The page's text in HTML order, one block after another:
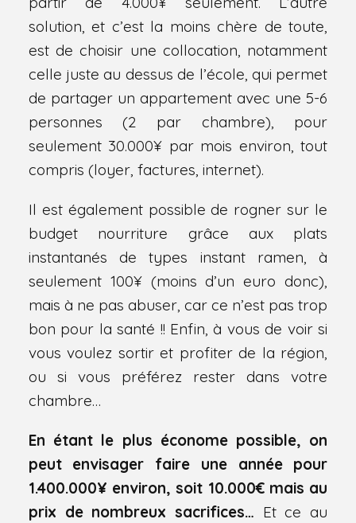
solution, et c’est la moins chère de toute,
est de choisir une collocation, notamment
celle juste au dessus de l’école, qui permet
de partager un appartement avec une 5-6
personnes (2 par chambre), pour
seulement 30.000¥ par mois environ, tout
compris (loyer, factures, internet).
Il est également possible de rogner sur le
budget nourriture grâce aux plats
instantanés de types instant ramen, à
seulement 100¥ (moins d’un euro donc),
mais à ne pas abuser, car ce n’est pas trop
bon pour la santé !! Enfin, à vous de voir si
vous voulez sortir et profiter de la région,
ou si vous préférez rester dans votre
chambre…
En étant le plus économe possible, on
peut envisager faire une année pour
1.400.000¥ environ, soit 10.000€ mais au
prix de nombreux sacrifices… Et ce au